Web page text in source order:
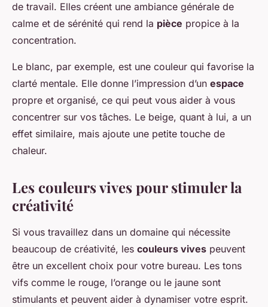
de travail. Elles créent une ambiance générale de
calme et de sérénité qui rend la pièce propice à la
concentration.
Le blanc, par exemple, est une couleur qui favorise la
clarté mentale. Elle donne l’impression d’un espace
propre et organisé, ce qui peut vous aider à vous
concentrer sur vos tâches. Le beige, quant à lui, a un
effet similaire, mais ajoute une petite touche de
chaleur.
Les couleurs vives pour stimuler la
créativité
Si vous travaillez dans un domaine qui nécessite
beaucoup de créativité, les couleurs vives peuvent
être un excellent choix pour votre bureau. Les tons
vifs comme le rouge, l’orange ou le jaune sont
stimulants et peuvent aider à dynamiser votre esprit.